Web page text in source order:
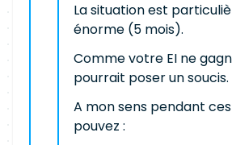
La situation est
énorme (5 mois).
Comme votre EI ne
pourrait poser un soucis.
A mon sens pendant
pouvez :